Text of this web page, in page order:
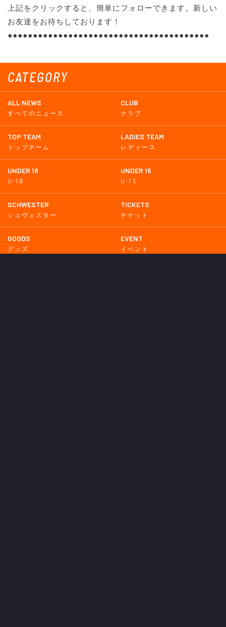
CATEGORY
ALL NEWS
すべてのニュース
CLUB
クラブ
TOP TEAM
トップチーム
LADIES TEAM
レディース
UNDER 18
U-18
UNDER 15
U-15
SCHWESTER
シュヴェスター
TICKETS
チケット
GOODS
グッズ
EVENT
イベント
上記をクリックすると、簡単にフォローできます。新しい
お友達をお待ちしております！
●●●●●●●●●●●●●●●●●●●●●●●●●●●●●●●●●●●●●●●●